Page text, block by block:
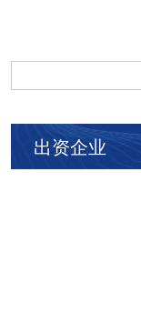
出资企业